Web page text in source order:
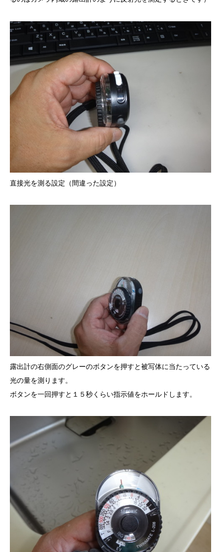
直接光を測る設定（間違った設定）
露出計の右側面のグレーのボタンを押すと被写体に当たっている
光の量を測ります。
ボタンを一回押すと１５秒くらい指示値をホールドします。